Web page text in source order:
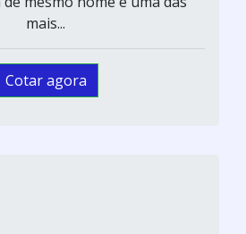
mais...
Cotar agora